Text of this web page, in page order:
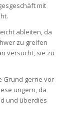
mit
ableiten, da
zu greifen
versucht, sie zu
Grund gerne vor
ungern, da
und überdies